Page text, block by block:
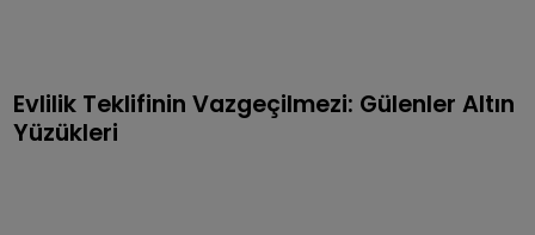
Evlilik Teklifinin Vazgeçilmezi: Gülenler Altın
Yüzükleri